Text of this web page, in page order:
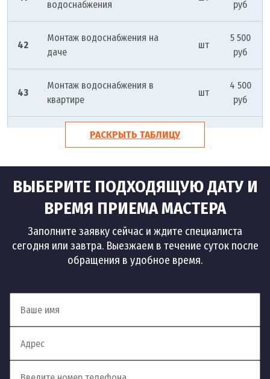
водоснабжения руб
42
Монтаж водоснабжения на
даче
шт
5 500
руб
43
Монтаж водоснабжения в
квартире
шт
4 500
руб
Монтаж водоснабжения из
колодца
45
Автономное водоснабжение
монтаж
шт
12 000
руб
РАСКРЫТЬ ТАБЛИЦУ
ВЫБЕРИТЕ ПОДХОДЯЩУЮ ДАТУ И
ВРЕМЯ ПРИЕМА МАСТЕРА
Заполните заявку сейчас и ждите специалиста
сегодня или завтра. Выезжаем в течение суток после
обращения в удобное время.